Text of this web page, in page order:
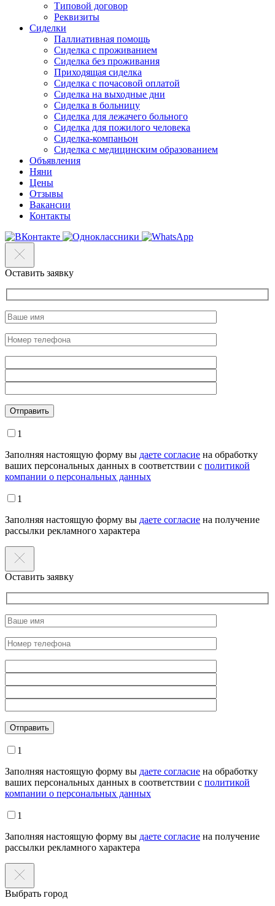
Типовой договор
Реквизиты
Сиделки
Паллиативная помощь
Сиделка с проживанием
Сиделка без проживания
Приходящая сиделка
Сиделка с почасовой оплатой
Сиделка на выходные дни
Сиделка в больницу
Сиделка для лежачего больного
Сиделка для пожилого человека
Сиделка-компаньон
Сиделка с медицинским образованием
Объявления
Няни
Цены
Отзывы
Вакансии
Контакты
Оставить заявку
Оставьте это поле пустым.
1
Заполняя настоящую форму вы даете согласие на обработку
ваших персональных данных в соответствии с политикой
компании о персональных данных
1
Заполняя настоящую форму вы даете согласие на получение
рассылки рекламного характера
Оставить заявку
Оставьте это поле пустым.
1
Заполняя настоящую форму вы даете согласие на обработку
ваших персональных данных в соответствии с политикой
компании о персональных данных
1
Заполняя настоящую форму вы даете согласие на получение
рассылки рекламного характера
Выбрать город